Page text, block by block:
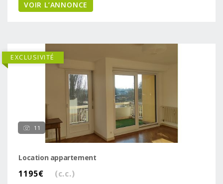
VOIR L’ANNONCE
EXCLUSIVITÉ
11
Location appartement
1195€ (c.c.)